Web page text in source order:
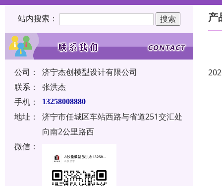
站内搜索：
公司：
济宁杰创模型设计有限公司
联系：
张洪杰
手机：
13258008880
地址：
济宁市任城区车站西路与省道251交汇处
向南2公里路西
微信：
产